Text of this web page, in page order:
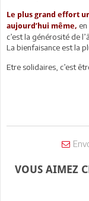
Le plus grand effort
aujourd’hui même,
c’est la générosité de
La bienfaisance est la
Etre solidaires, c’est
VOUS AIMEZ